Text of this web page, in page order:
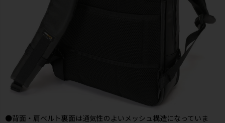
●背面・肩ベルト裏面は通気性のよいメッシュ構造になっていま